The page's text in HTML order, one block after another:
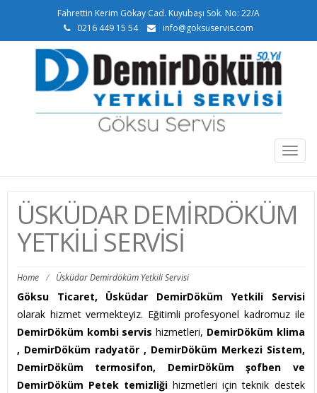
Fahrettin Kerim Gökay Cad. Kuyubaşı Sok. No: 22/A
0216 449 15 54
info@goksuservis.com
ÜSKÜDAR DEMIRDÖKÜM
YETKILI SERVISI
Home / Üsküdar Demirdöküm Yetkili Servisi
Göksu Ticaret, Üsküdar DemirDöküm Yetkili Servisi
olarak hizmet vermekteyiz. Eğitimli profesyonel kadromuz ile
DemirDöküm kombi servis hizmetleri, DemirDöküm klima
, DemirDöküm radyatör , DemirDöküm Merkezi Sistem,
DemirDöküm termosifon, DemirDöküm şofben ve
DemirDöküm Petek temizliği hizmetleri için teknik destek